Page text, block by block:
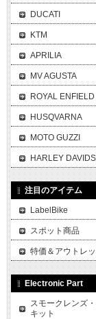
DUCATI
KTM
APRILIA
MV AGUSTA
ROYAL ENFIELD
HUSQVARNA
MOTO GUZZI
HARLEY
注目のアイテム
LabelBike
スポット商品
特価＆アウトレッ
Electronic Part
スモークレンズ
キット